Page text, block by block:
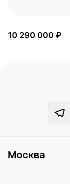
10 290 000 ₽
Москва